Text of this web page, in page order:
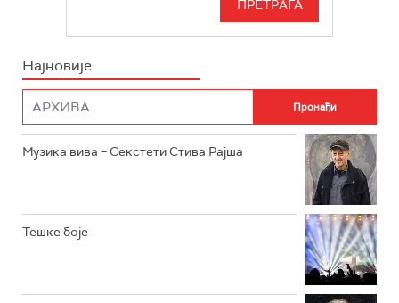
РАДИО РОКЕНРОЛЕР
РАДИО ЏЕЗЕР
ИНФО
Најновије
Музика вива – Секстети Стива Рајша
Тешке боје